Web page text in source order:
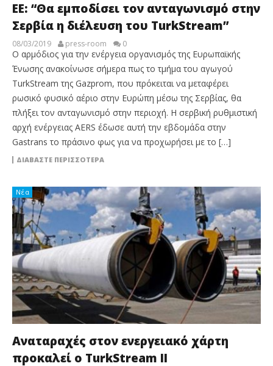
EE: “Θα εμποδίσει τον ανταγωνισμό στην
Σερβία η διέλευση του TurkStream”
08/03/2019 press-room 0
Ο αρμόδιος για την ενέργεια οργανισμός της Ευρωπαϊκής
Ένωσης ανακοίνωσε σήμερα πως το τμήμα του αγωγού
TurkStream της Gazprom, που πρόκειται να μεταφέρει
ρωσικό φυσικό αέριο στην Ευρώπη μέσω της Σερβίας, θα
πλήξει τον ανταγωνισμό στην περιοχή. Η σερβική ρυθμιστική
αρχή ενέργειας AERS έδωσε αυτή την εβδομάδα στην
Gastrans το πράσινο φως για να προχωρήσει με το […]
ΔΙΑΒΆΣΤΕ ΠΕΡΙΣΣΌΤΕΡΑ
Νέα
Αναταραχές στον ενεργειακό χάρτη
προκαλεί ο TurkStream II